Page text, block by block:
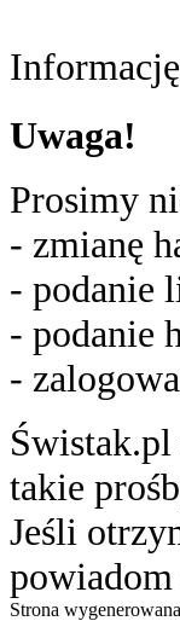
Uwaga!
Prosimy
- zmianę
- podanie
- podanie
-
takie
Jeśli
Strona